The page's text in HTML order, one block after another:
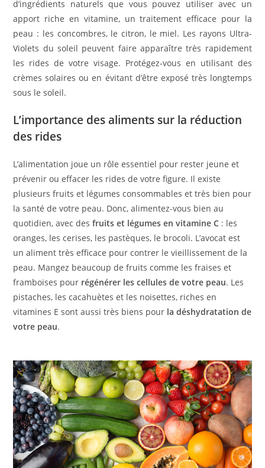
d’ingrédients naturels que vous pouvez utiliser avec un
apport riche en vitamine, un traitement efficace pour la
peau : les concombres, le citron, le miel. Les rayons Ultra-
Violets du soleil peuvent faire apparaître très rapidement
les rides de votre visage. Protégez-vous en utilisant des
crèmes solaires ou en évitant d’être exposé très longtemps
sous le soleil.
L’importance des aliments sur la réduction
des rides
L’alimentation joue un rôle essentiel pour rester jeune et
prévenir ou effacer les rides de votre figure. Il existe
plusieurs fruits et légumes consommables et très bien pour
la santé de votre peau. Donc, alimentez-vous bien au
quotidien, avec desfruits et légumes en vitamine C : les
oranges, les cerises, les pastèques, le brocoli. L’avocat est
un aliment très efficace pour contrer le vieillissement de la
peau. Mangez beaucoup de fruits comme les fraises et
framboises pour régénérer les cellules de votre peau. Les
pistaches, les cacahuètes et les noisettes, riches en
vitamines E sont aussi très biens pour la déshydratation de
votre peau.